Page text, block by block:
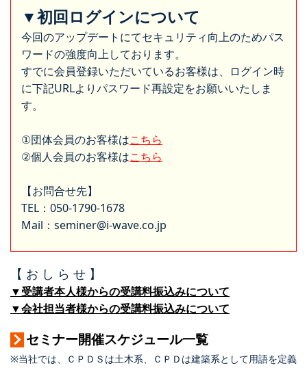
▼初回ログインについて
今回のアップデートにてセキュリティ向上のためパス
ワードの強度向上しております。
すでに会員登録いただいているお客様は、ログイン時
に下記URLよりパスワード再設定をお願いいたしま
す。
①団体会員のお客様はこちら
②個人会員のお客様はこちら
【お問合せ先】
TEL：050-1790-1678
Mail：seminer@i-wave.co.jp
【 お し ら せ 】
▼受講者本人様からの受講料振込みについて
▼会社担当者様からの受講料振込みについて
セミナー開催スケジュール一覧
※当社では、ＣＰＤＳは土木系、ＣＰＤは建築系として用語を定義